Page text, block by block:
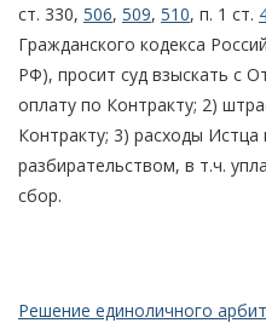
ст. 330, 506, 509, 510, п. 1 ст.
Гражданского кодекса
РФ), просит суд взыскать с
оплату по Контракту; 2)
Контракту; 3) расходы
разбирательством, в т.ч.
сбор.
Решение единоличного